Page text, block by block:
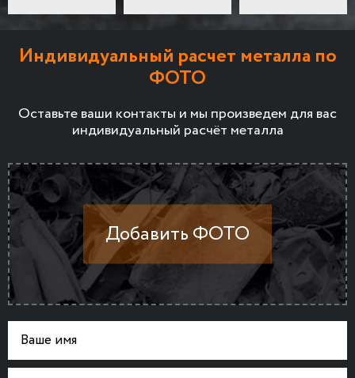
Индивидуальный расчет металла по
ФОТО
Оставьте ваши контакты и мы произведем для вас
индивидуальный расчёт металла